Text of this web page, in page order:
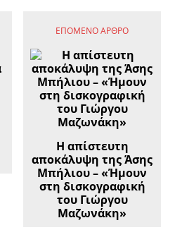
ΕΠΌΜΕΝΟ ΆΡΘΡΟ
Η απίστευτη
αποκάλυψη της Άσης
Μπήλιου – «Ήμουν
στη δισκογραφική
του Γιώργου
Μαζωνάκη»